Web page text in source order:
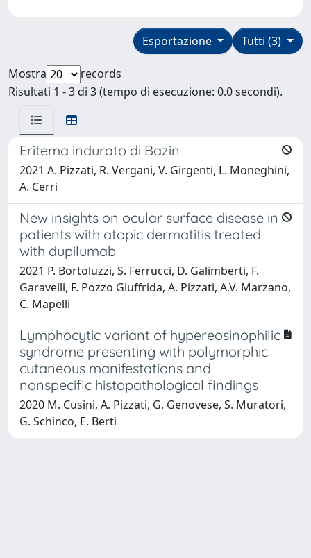
Tutti (3)
Esportazione
Mostra
records
Risultati 1 - 3 di 3 (tempo di esecuzione: 0.0 secondi).
Eritema indurato di Bazin
2021 A. Pizzati, R. Vergani, V. Girgenti, L. Moneghini,
A. Cerri
New insights on ocular surface disease in
patients with atopic dermatitis treated
with dupilumab
2021 P. Bortoluzzi, S. Ferrucci, D. Galimberti, F.
Garavelli, F. Pozzo Giuffrida, A. Pizzati, A.V. Marzano,
C. Mapelli
Lymphocytic variant of hypereosinophilic
syndrome presenting with polymorphic
cutaneous manifestations and
nonspecific histopathological findings
2020 M. Cusini, A. Pizzati, G. Genovese, S. Muratori,
G. Schinco, E. Berti